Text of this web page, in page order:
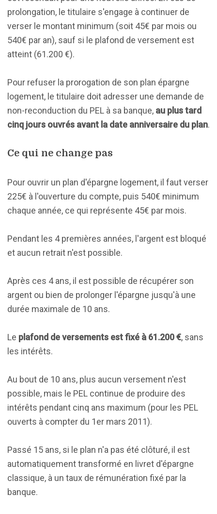
prolongation, le titulaire s'engage à continuer de
verser le montant minimum (soit 45€ par mois ou
540€ par an), sauf si le plafond de versement est
atteint (61.200 €).
Pour refuser la prorogation de son plan épargne
logement, le titulaire doit adresser une demande de
non-reconduction du PEL à sa banque, au plus tard
cinq jours ouvrés avant la date anniversaire du plan.
Ce qui ne change pas
Pour ouvrir un plan d'épargne logement, il faut verser
225€ à l'ouverture du compte, puis 540€ minimum
chaque année, ce qui représente 45€ par mois.
Pendant les 4 premières années, l'argent est bloqué
et aucun retrait n'est possible.
Après ces 4 ans, il est possible de récupérer son
argent ou bien de prolonger l'épargne jusqu'à une
durée maximale de 10 ans.
Le plafond de versements est fixé à 61.200 €, sans
les intérêts.
Au bout de 10 ans, plus aucun versement n'est
possible, mais le PEL continue de produire des
intérêts pendant cinq ans maximum (pour les PEL
ouverts à compter du 1er mars 2011).
Passé 15 ans, si le plan n'a pas été clôturé, il est
automatiquement transformé en livret d'épargne
classique, à un taux de rémunération fixé par la
banque.